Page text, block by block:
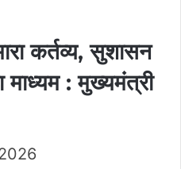
कर्तव्य, सुशासन
माध्यम : मुख्यमंत्री